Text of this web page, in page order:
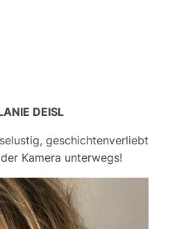
DEISL
geschichtenverliebt
Kamera unterwegs!